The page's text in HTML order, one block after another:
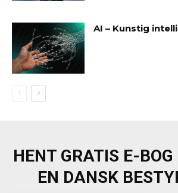
AI – Kunstig
HENT GRATIS E-BOG
EN DANSK